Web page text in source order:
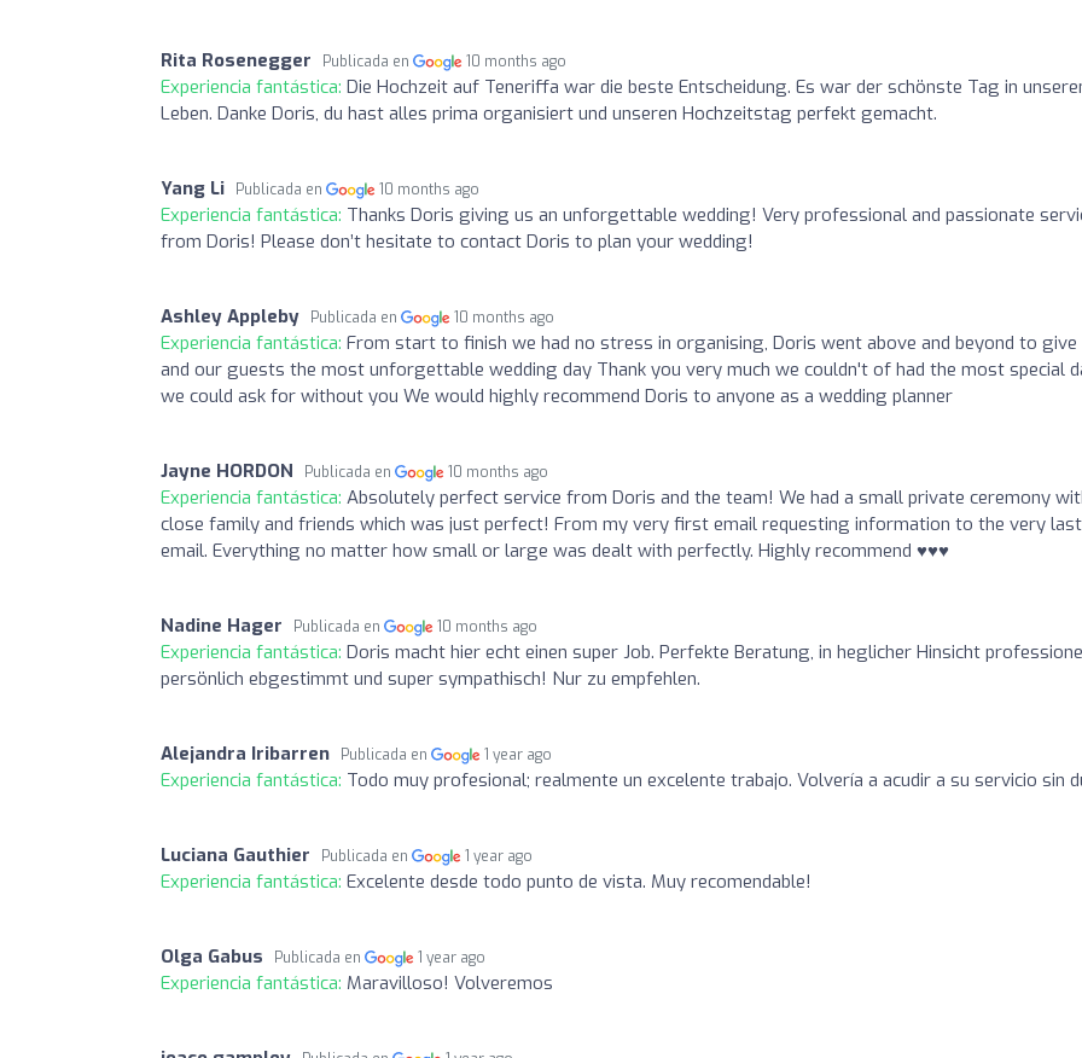
Rita Rosenegger Publicada en 10 months ago
Experiencia fantástica: Die Hochzeit auf Teneriffa war die beste Entscheidung. Es war der schönste Tag in
Leben. Danke Doris, du hast alles prima organisiert und unseren Hochzeitstag perfekt gemacht.
Yang Li Publicada en 10 months ago
Experiencia fantástica: Thanks Doris giving us an unforgettable wedding! Very professional and passionate
from Doris! Please don’t hesitate to contact Doris to plan your wedding!
Ashley Appleby Publicada en 10 months ago
Experiencia fantástica: From start to finish we had no stress in organising, Doris went above and beyond to give
and our guests the most unforgettable wedding day Thank you very much we couldn't of had the most special
we could ask for without you We would highly recommend Doris to anyone as a wedding planner
Jayne HORDON Publicada en 10 months ago
Experiencia fantástica: Absolutely perfect service from Doris and the team! We had a small private ceremony
close family and friends which was just perfect! From my very first email requesting information to the very last
email. Everything no matter how small or large was dealt with perfectly. Highly recommend ♥️♥️♥️
Nadine Hager Publicada en 10 months ago
Experiencia fantástica: Doris macht hier echt einen super Job. Perfekte Beratung, in heglicher Hinsicht
persönlich ebgestimmt und super sympathisch! Nur zu empfehlen.
Alejandra Iribarren Publicada en 1 year ago
Experiencia fantástica: Todo muy profesional; realmente un excelente trabajo. Volvería a acudir a su servicio sin
Luciana Gauthier Publicada en 1 year ago
Experiencia fantástica: Excelente desde todo punto de vista. Muy recomendable!
Olga Gabus Publicada en 1 year ago
Experiencia fantástica: Maravilloso! Volveremos